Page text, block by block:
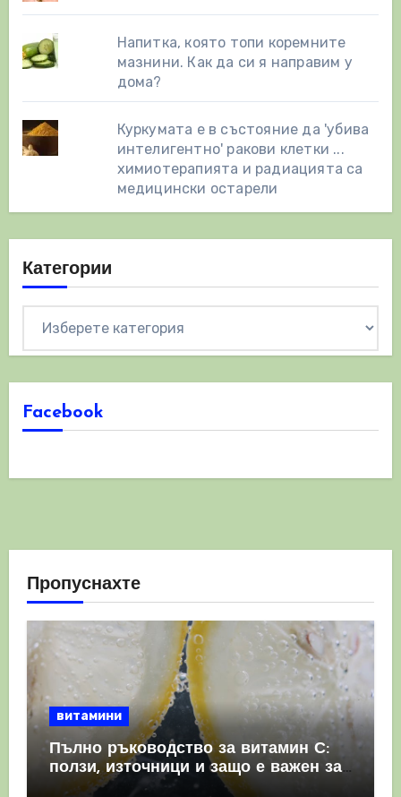
Напитка, която топи коремните
мазнини. Как да си я направим у
дома?
Куркумата е в състояние да 'убива
интелигентно' ракови клетки ...
химиотерапията и радиацията са
медицински остарели
Категории
Facebook
Пропуснахте
витамини
Пълно ръководство за витамин С:
ползи, източници и защо е важен за
имунната система